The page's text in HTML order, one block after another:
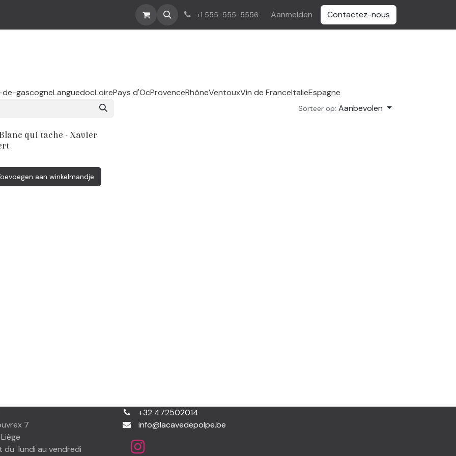
+1 555-555-5556 Aanmelden Contactez-nous
gascogneLanguedocLoirePays d'OcProvenceRhôneVentouxVin de FranceItalieEspagne
Sorteer op: Aanbevolen
qui tache - Xavier
aan winkelmandje
7
du lundi au vendredi
+32 472502014
info@lacavedepolpe.be